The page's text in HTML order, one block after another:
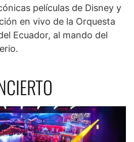
películas de Disney y
en vivo de la Orquesta
Ecuador, al mando del